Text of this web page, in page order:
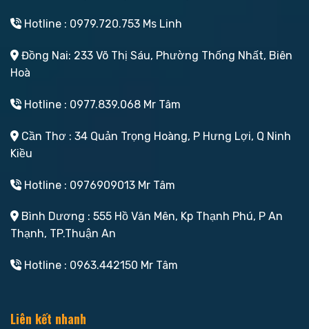
Hotline : 0979.720.753 Ms Linh
Đồng Nai: 233 Võ Thị Sáu, Phường Thống Nhất, Biên
Hoà
Hotline : 0977.839.068 Mr Tâm
Cần Thơ : 34 Quản Trọng Hoàng, P Hưng Lợi, Q Ninh
Kiều
Hotline : 0976909013 Mr Tâm
Bình Dương : 555 Hồ Văn Mên, Kp Thạnh Phú, P An
Thạnh, TP.Thuận An
Hotline : 0963.442150 Mr Tâm
Liên kết nhanh